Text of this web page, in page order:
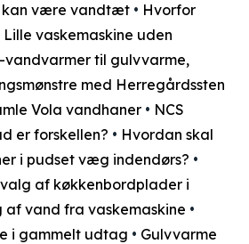
kan være vandtæt • Hvorfor
Lille vaskemaskine uden
vandvarmer til gulvvarme,
med Herregårdssten
Vola vandhaner • NCS
er forskellen? • Hvordan skal
i pudset væg indendørs? •
af køkkenbordplader i
af vand fra vaskemaskine •
i gammelt udtag • Gulvvarme